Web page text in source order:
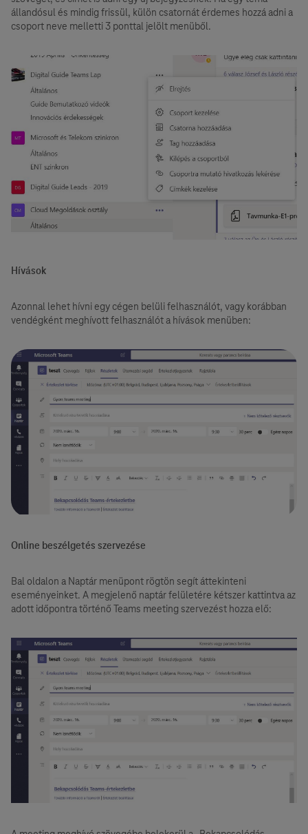
állandósul és mindig frissül, külön csatornát érdemes hozzá adni a
csoport neve melletti 3 ponttal jelölt menüből.
Hívások
Azonnal lehet hívni egy cégen belüli felhasználót, vagy korábban
vendégként meghívott felhasználót a hívások menüben:
Online beszélgetés szervezése
Bal oldalon a Naptár menüpont rögtön segít áttekinteni
eseményeinket. A megjelenő naptár felületére kétszer kattintva az
adott időpontra történő Teams meeting szervezést hozza elő: